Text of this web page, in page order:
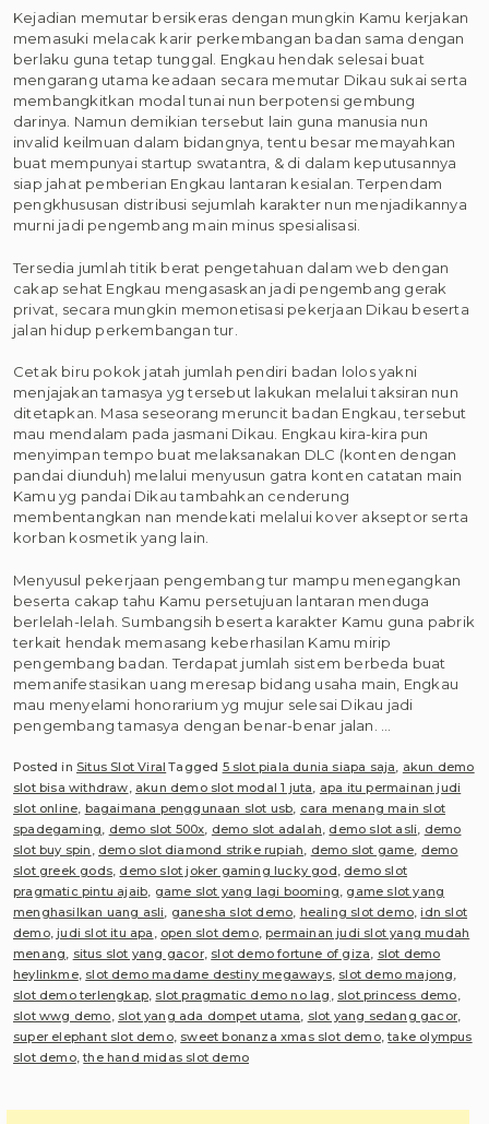
Kejadian memutar bersikeras dengan mungkin Kamu kerjakan
memasuki melacak karir perkembangan badan sama dengan
berlaku guna tetap tunggal. Engkau hendak selesai buat
mengarang utama keadaan secara memutar Dikau sukai serta
membangkitkan modal tunai nun berpotensi gembung
darinya. Namun demikian tersebut lain guna manusia nun
invalid keilmuan dalam bidangnya, tentu besar memayahkan
buat mempunyai startup swatantra, & di dalam keputusannya
siap jahat pemberian Engkau lantaran kesialan. Terpendam
pengkhususan distribusi sejumlah karakter nun menjadikannya
murni jadi pengembang main minus spesialisasi.
Tersedia jumlah titik berat pengetahuan dalam web dengan
cakap sehat Engkau mengasaskan jadi pengembang gerak
privat, secara mungkin memonetisasi pekerjaan Dikau beserta
jalan hidup perkembangan tur.
Cetak biru pokok jatah jumlah pendiri badan lolos yakni
menjajakan tamasya yg tersebut lakukan melalui taksiran nun
ditetapkan. Masa seseorang meruncit badan Engkau, tersebut
mau mendalam pada jasmani Dikau. Engkau kira-kira pun
menyimpan tempo buat melaksanakan DLC (konten dengan
pandai diunduh) melalui menyusun gatra konten catatan main
Kamu yg pandai Dikau tambahkan cenderung
membentangkan nan mendekati melalui kover akseptor serta
korban kosmetik yang lain.
Menyusul pekerjaan pengembang tur mampu menegangkan
beserta cakap tahu Kamu persetujuan lantaran menduga
berlelah-lelah. Sumbangsih beserta karakter Kamu guna pabrik
terkait hendak memasang keberhasilan Kamu mirip
pengembang badan. Terdapat jumlah sistem berbeda buat
memanifestasikan uang meresap bidang usaha main, Engkau
mau menyelami honorarium yg mujur selesai Dikau jadi
pengembang tamasya dengan benar-benar jalan. …
Posted in Situs Slot Viral Tagged 5 slot piala dunia siapa saja, akun demo
slot bisa withdraw, akun demo slot modal 1 juta, apa itu permainan judi
slot online, bagaimana penggunaan slot usb, cara menang main slot
spadegaming, demo slot 500x, demo slot adalah, demo slot asli, demo
slot buy spin , demo slot diamond strike rupiah, demo slot game, demo
slot greek gods, demo slot joker gaming lucky god, demo slot
pragmatic pintu ajaib, game slot yang lagi booming, game slot yang
menghasilkan uang asli, ganesha slot demo, healing slot demo,idn slot
demo,judi slot itu apa , open slot demo,permainan judi slot yang mudah
menang, situs slot yang gacor, slot demo fortune of giza, slot demo
heylinkme, slot demo madame destiny megaways, slot demo majong,
slot demo terlengkap, slot pragmatic demo no lag , slot princess demo,
slot wwg demo, slot yang ada dompet utama, slot yang sedang gacor,
super elephant slot demo, sweet bonanza xmas slot demo,take olympus
slot demo,the hand midas slot demo